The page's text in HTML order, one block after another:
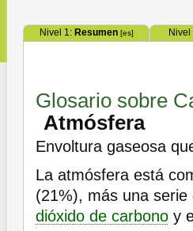
Nivel 1: Resumen[es] Nivel
Glosario sobre
Atmósfera
Envoltura gaseosa
La atmósfera está
(21%), más una
dióxido de carbono y